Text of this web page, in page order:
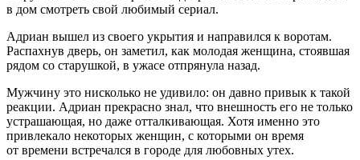
в дом смотреть свой любимый сериал.
Адриан вышел из своего укрытия и направился к воротам.
Распахнув дверь, он заметил, как молодая женщина, стоявшая
рядом со старушкой, в ужасе отпрянула назад.
Мужчину это нисколько не удивило: он давно привык к такой
реакции. Адриан прекрасно знал, что внешность его не только
устрашающая, но даже отталкивающая. Хотя именно это
привлекало некоторых женщин, с которыми он время
от времени встречался в городе для любовных утех.